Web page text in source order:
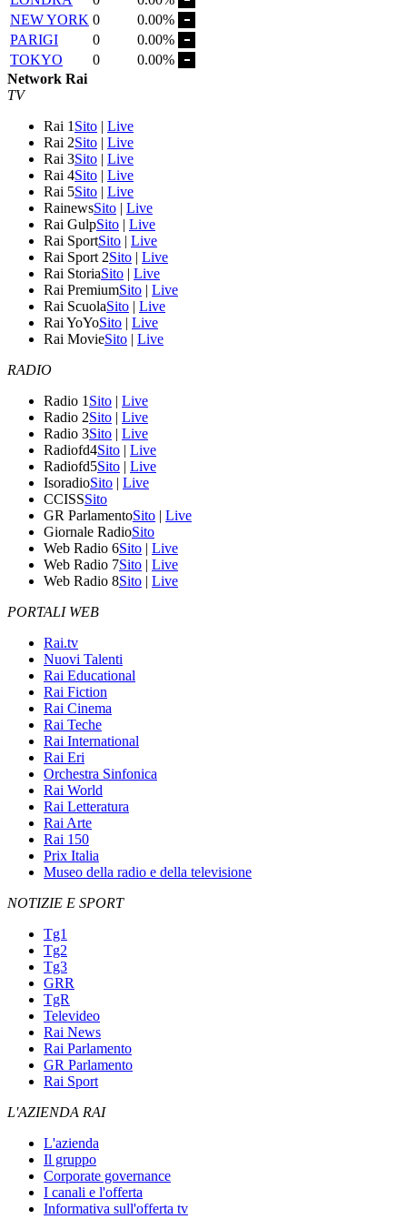
NEW YORK 0
0.00%
PARIGI
0
0.00%
TOKYO
0
0.00%
Network Rai
TV
Rai 1 Sito | Live
Rai 2Sito | Live
Rai 3Sito | Live
Rai 4Sito | Live
Rai 5Sito | Live
RainewsSito | Live
Rai GulpSito | Live
Rai SportSito | Live
Rai Sport 2Sito | Live
Rai StoriaSito | Live
Rai PremiumSito | Live
Rai ScuolaSito | Live
Rai YoYoSito | Live
Rai MovieSito | Live
RADIO
Radio 1 Sito | Live
Radio 2Sito | Live
Radio 3Sito | Live
Radiofd4Sito | Live
Radiofd5Sito | Live
IsoradioSito | Live
CCISSSito
GR ParlamentoSito | Live
Giornale RadioSito
Web Radio 6Sito | Live
Web Radio 7Sito | Live
Web Radio 8Sito | Live
PORTALI WEB
Rai.tv
Nuovi Talenti
Rai Educational
Rai Fiction
Rai Cinema
Rai Teche
Rai International
Rai Eri
Orchestra Sinfonica
Rai World
Rai Letteratura
Rai Arte
Rai 150
Prix Italia
Museo della radio e della televisione
NOTIZIE E SPORT
Tg1
Tg2
Tg3
GRR
TgR
Televideo
Rai News
Rai Parlamento
GR Parlamento
Rai Sport
L'AZIENDA RAI
L'azienda
Il gruppo
Corporate governance
I canali e l'offerta
Informativa sull'offerta tv